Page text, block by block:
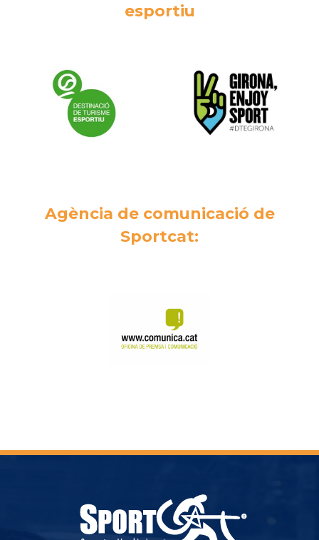
esportiu
Agència de comunicació de
Sportcat: